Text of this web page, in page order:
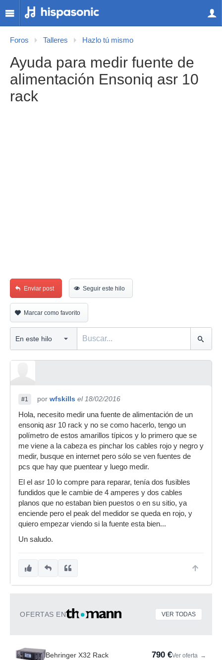
Foros Talleres Hazlo tú mismo
Ayuda para medir fuente de
alimentación Ensoniq asr 10
rack
Enviar post Seguir este hilo
Marcar como favorito
#1 por wfskills el 18/02/2016
Hola, necesito medir una fuente de alimentación de un
ensoniq asr 10 rack y no se como hacerlo, tengo un
polímetro de estos amarillos típicos y lo primero que se
me viene a la cabeza es pinchar los cables rojo y negro y
medir, busque en internet pero sólo se ven fuentes de
pcs que hay que puentear y luego medir.
El el asr 10 lo compre para reparar, tenía dos fusibles
fundidos que le cambie de 4 amperes y dos cables
planos que no estaban bien puestos o en su sitio, ya
enciende pero el peak del medidor se queda en rojo, y
quiero empezar viendo si la fuente esta bien...
Un saludo.
OFERTAS EN VER TODAS
Behringer X32 Rack 790 €Ver oferta →